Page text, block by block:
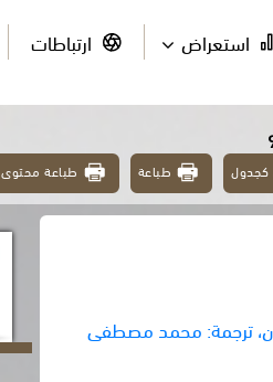
استعراض ارتباطات
طباعة طباعة محتوى
ترجمة: محمد مصطفى